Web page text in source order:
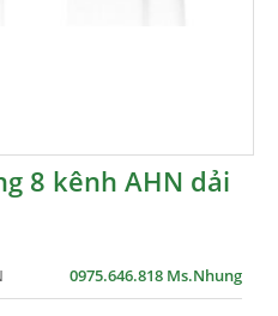
8 kênh AHN dải
0975.646.818 Ms.Nhung